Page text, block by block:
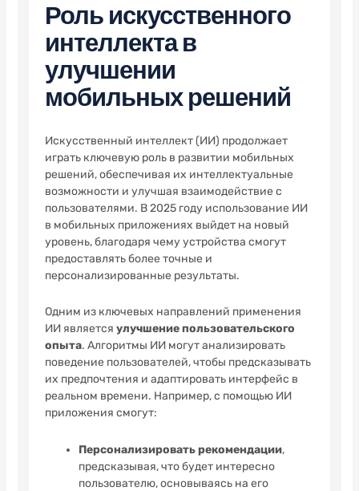
Роль искусственного
интеллекта в
улучшении
мобильных решений
Искусственный интеллект (ИИ) продолжает
играть ключевую роль в развитии мобильных
решений, обеспечивая их интеллектуальные
возможности и улучшая взаимодействие с
пользователями. В 2025 году использование ИИ
в мобильных приложениях выйдет на новый
уровень, благодаря чему устройства смогут
предоставлять более точные и
персонализированные результаты.
Одним из ключевых направлений применения
ИИ является улучшение пользовательского
опыта. Алгоритмы ИИ могут анализировать
поведение пользователей, чтобы предсказывать
их предпочтения и адаптировать интерфейс в
реальном времени. Например, с помощью ИИ
приложения смогут:
Персонализировать рекомендации,
предсказывая, что будет интересно
пользователю, основываясь на его